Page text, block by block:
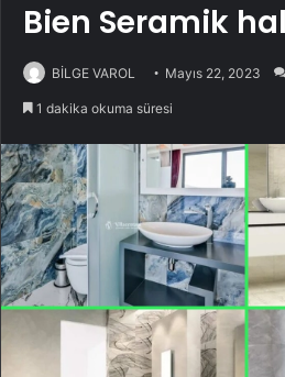
Bien Seramik
BİLGE VAROL Mayıs 22, 2023
1 dakika okuma süresi